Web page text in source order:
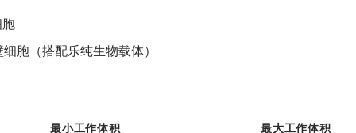
胞（搭配乐纯生物载体）
最小工作体积 最大工作体积